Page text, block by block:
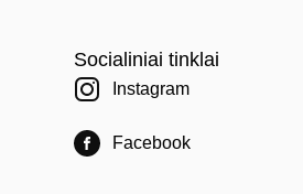
Socialiniai tinklai
Instagram
Facebook